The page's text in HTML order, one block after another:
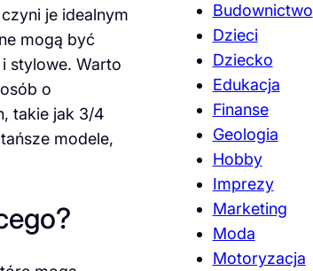
je idealnym
mogą być
stylowe. Warto
o
takie jak 3/4
modele,
Budownictwo
Dzieci
Dziecko
Edukacja
Finanse
Geologia
Hobby
Imprezy
Marketing
Moda
Motoryzacja